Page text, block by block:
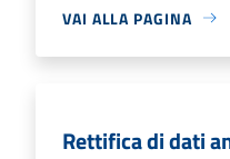
VAI ALLA PAGINA
Rettifica di dati